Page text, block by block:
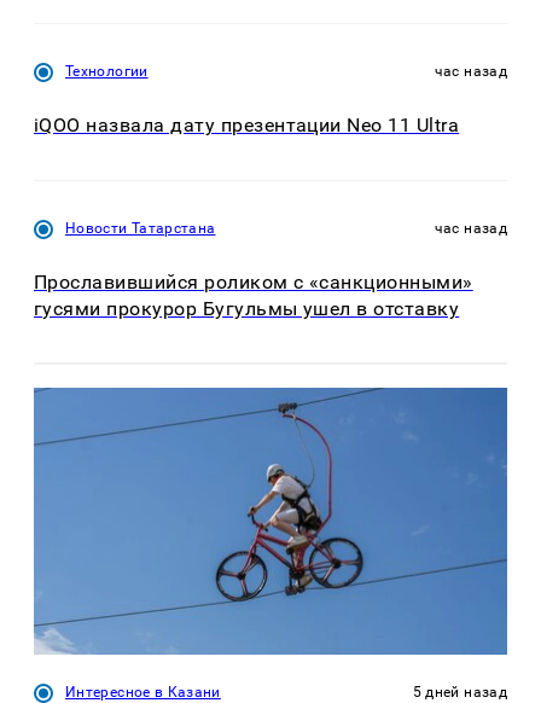
Технологии час назад
iQOO назвала дату презентации Neo 11 Ultra
Новости Татарстана час назад
Прославившийся роликом с «санкционными»
гусями прокурор Бугульмы ушел в отставку
Интересное в Казани 5 дней назад